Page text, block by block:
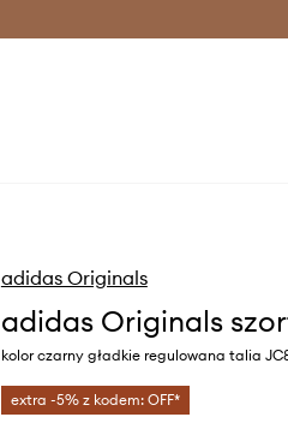
adidas Originals
adidas Originals
kolor czarny gładkie regulowana talia
extra -5% z kodem: OFF*